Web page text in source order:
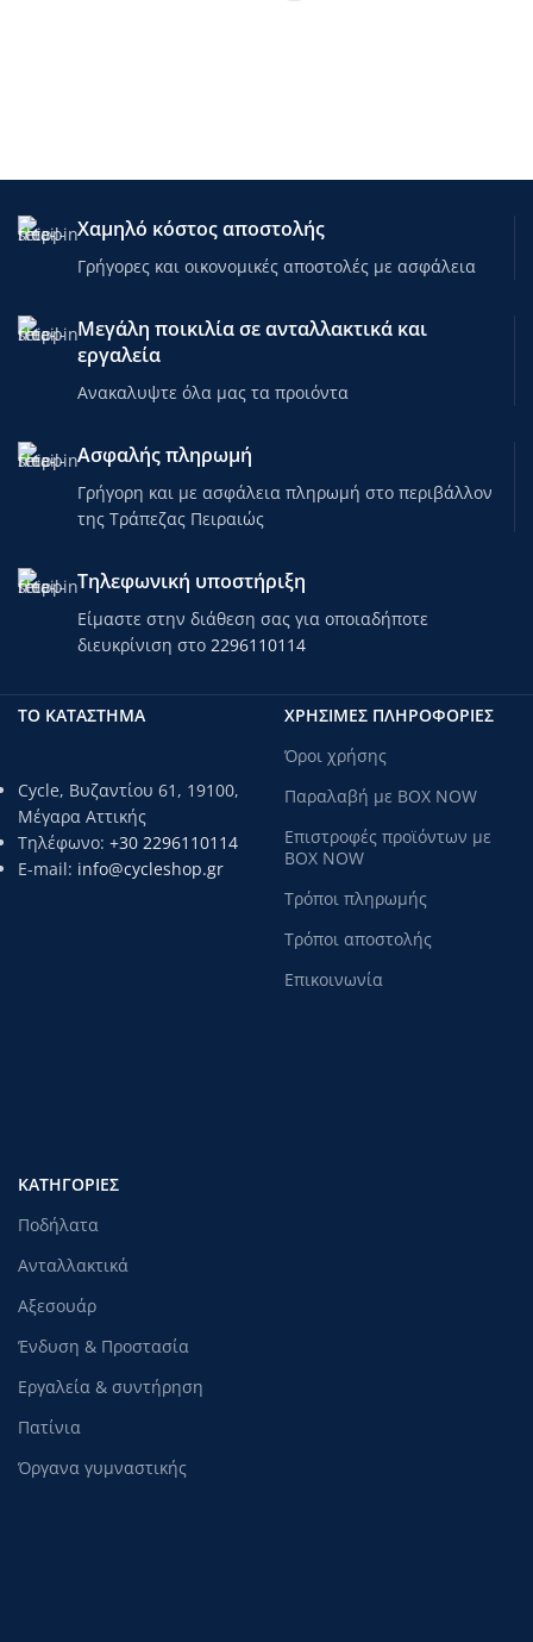
Χαμηλό κόστος αποστολής
Γρήγορες και οικονομικές αποστολές με ασφάλεια
Μεγάλη ποικιλία σε ανταλλακτικά και
εργαλεία
Ανακαλυψτε όλα μας τα προιόντα
Ασφαλής πληρωμή
Γρήγορη και με ασφάλεια πληρωμή στο περιβάλλον
της Τράπεζας Πειραιώς
Τηλεφωνική υποστήριξη
Είμαστε στην διάθεση σας για οποιαδήποτε
διευκρίνιση στο 2296110114
ΤΟ ΚΑΤΑΣΤΗΜΑ
Cycle, Βυζαντίου 61, 19100,
Μέγαρα Αττικής
Τηλέφωνο: +30 2296110114
E-mail: info@cycleshop.gr
ΧΡΗΣΙΜΕΣ ΠΛΗΡΟΦΟΡΙΕΣ
Όροι χρήσης
Παραλαβή με BOX NOW
Επιστροφές προϊόντων με
BOX NOW
Τρόποι πληρωμής
Τρόποι αποστολής
Επικοινωνία
ΚΑΤΗΓΟΡΊΕΣ
Ποδήλατα
Ανταλλακτικά
Αξεσουάρ
Ένδυση & Προστασία
Εργαλεία & συντήρηση
Πατίνια
Όργανα γυμναστικής